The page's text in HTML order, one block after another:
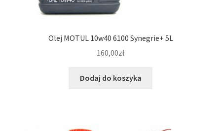
Olej MOTUL 10w40 6100 Synegrie+ 5L
160,00zł
Dodaj do koszyka